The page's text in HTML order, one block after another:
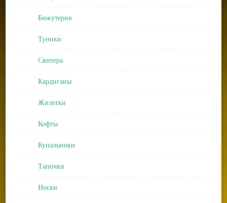
Бижутерия
Туники
Свитера
Кардиганы
Жилетки
Кофты
Купальники
Тапочки
Носки